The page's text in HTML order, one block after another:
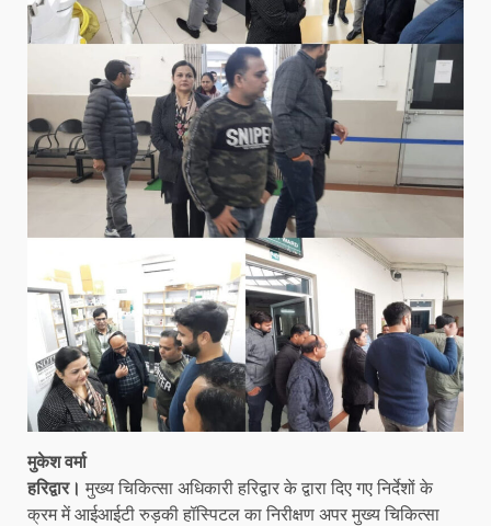
मुकेश वर्मा
हरिद्वार। मुख्य चिकित्सा अधिकारी हरिद्वार के द्वारा दिए गए निर्देशों के
क्रम में आईआईटी रुड़की हॉस्पिटल का निरीक्षण अपर मुख्य चिकित्सा